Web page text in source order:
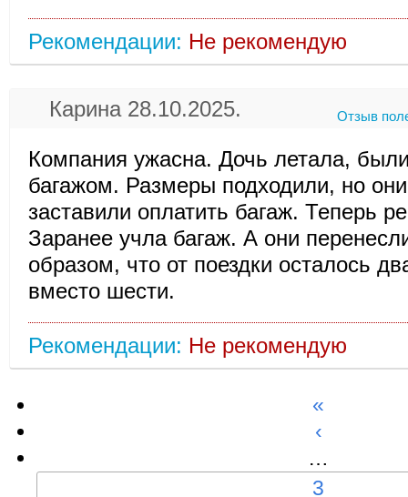
Рекомендации: Не рекомендую
Карина 28.10.2025. Отзыв
Компания ужасна. Дочь летала,
багажом. Размеры подходили, но
заставили оплатить багаж. Теперь
Заранее учла багаж. А они
образом, что от поездки осталось
вместо шести.
Рекомендации: Не рекомендую
«
‹
…
3